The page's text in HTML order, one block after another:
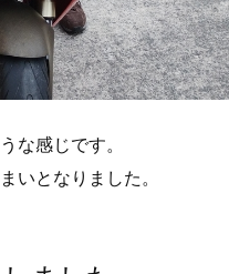
な感じです。
いとなりました。